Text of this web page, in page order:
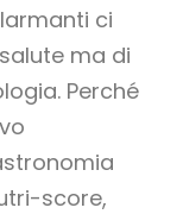
ci
ma di
Perché
score,